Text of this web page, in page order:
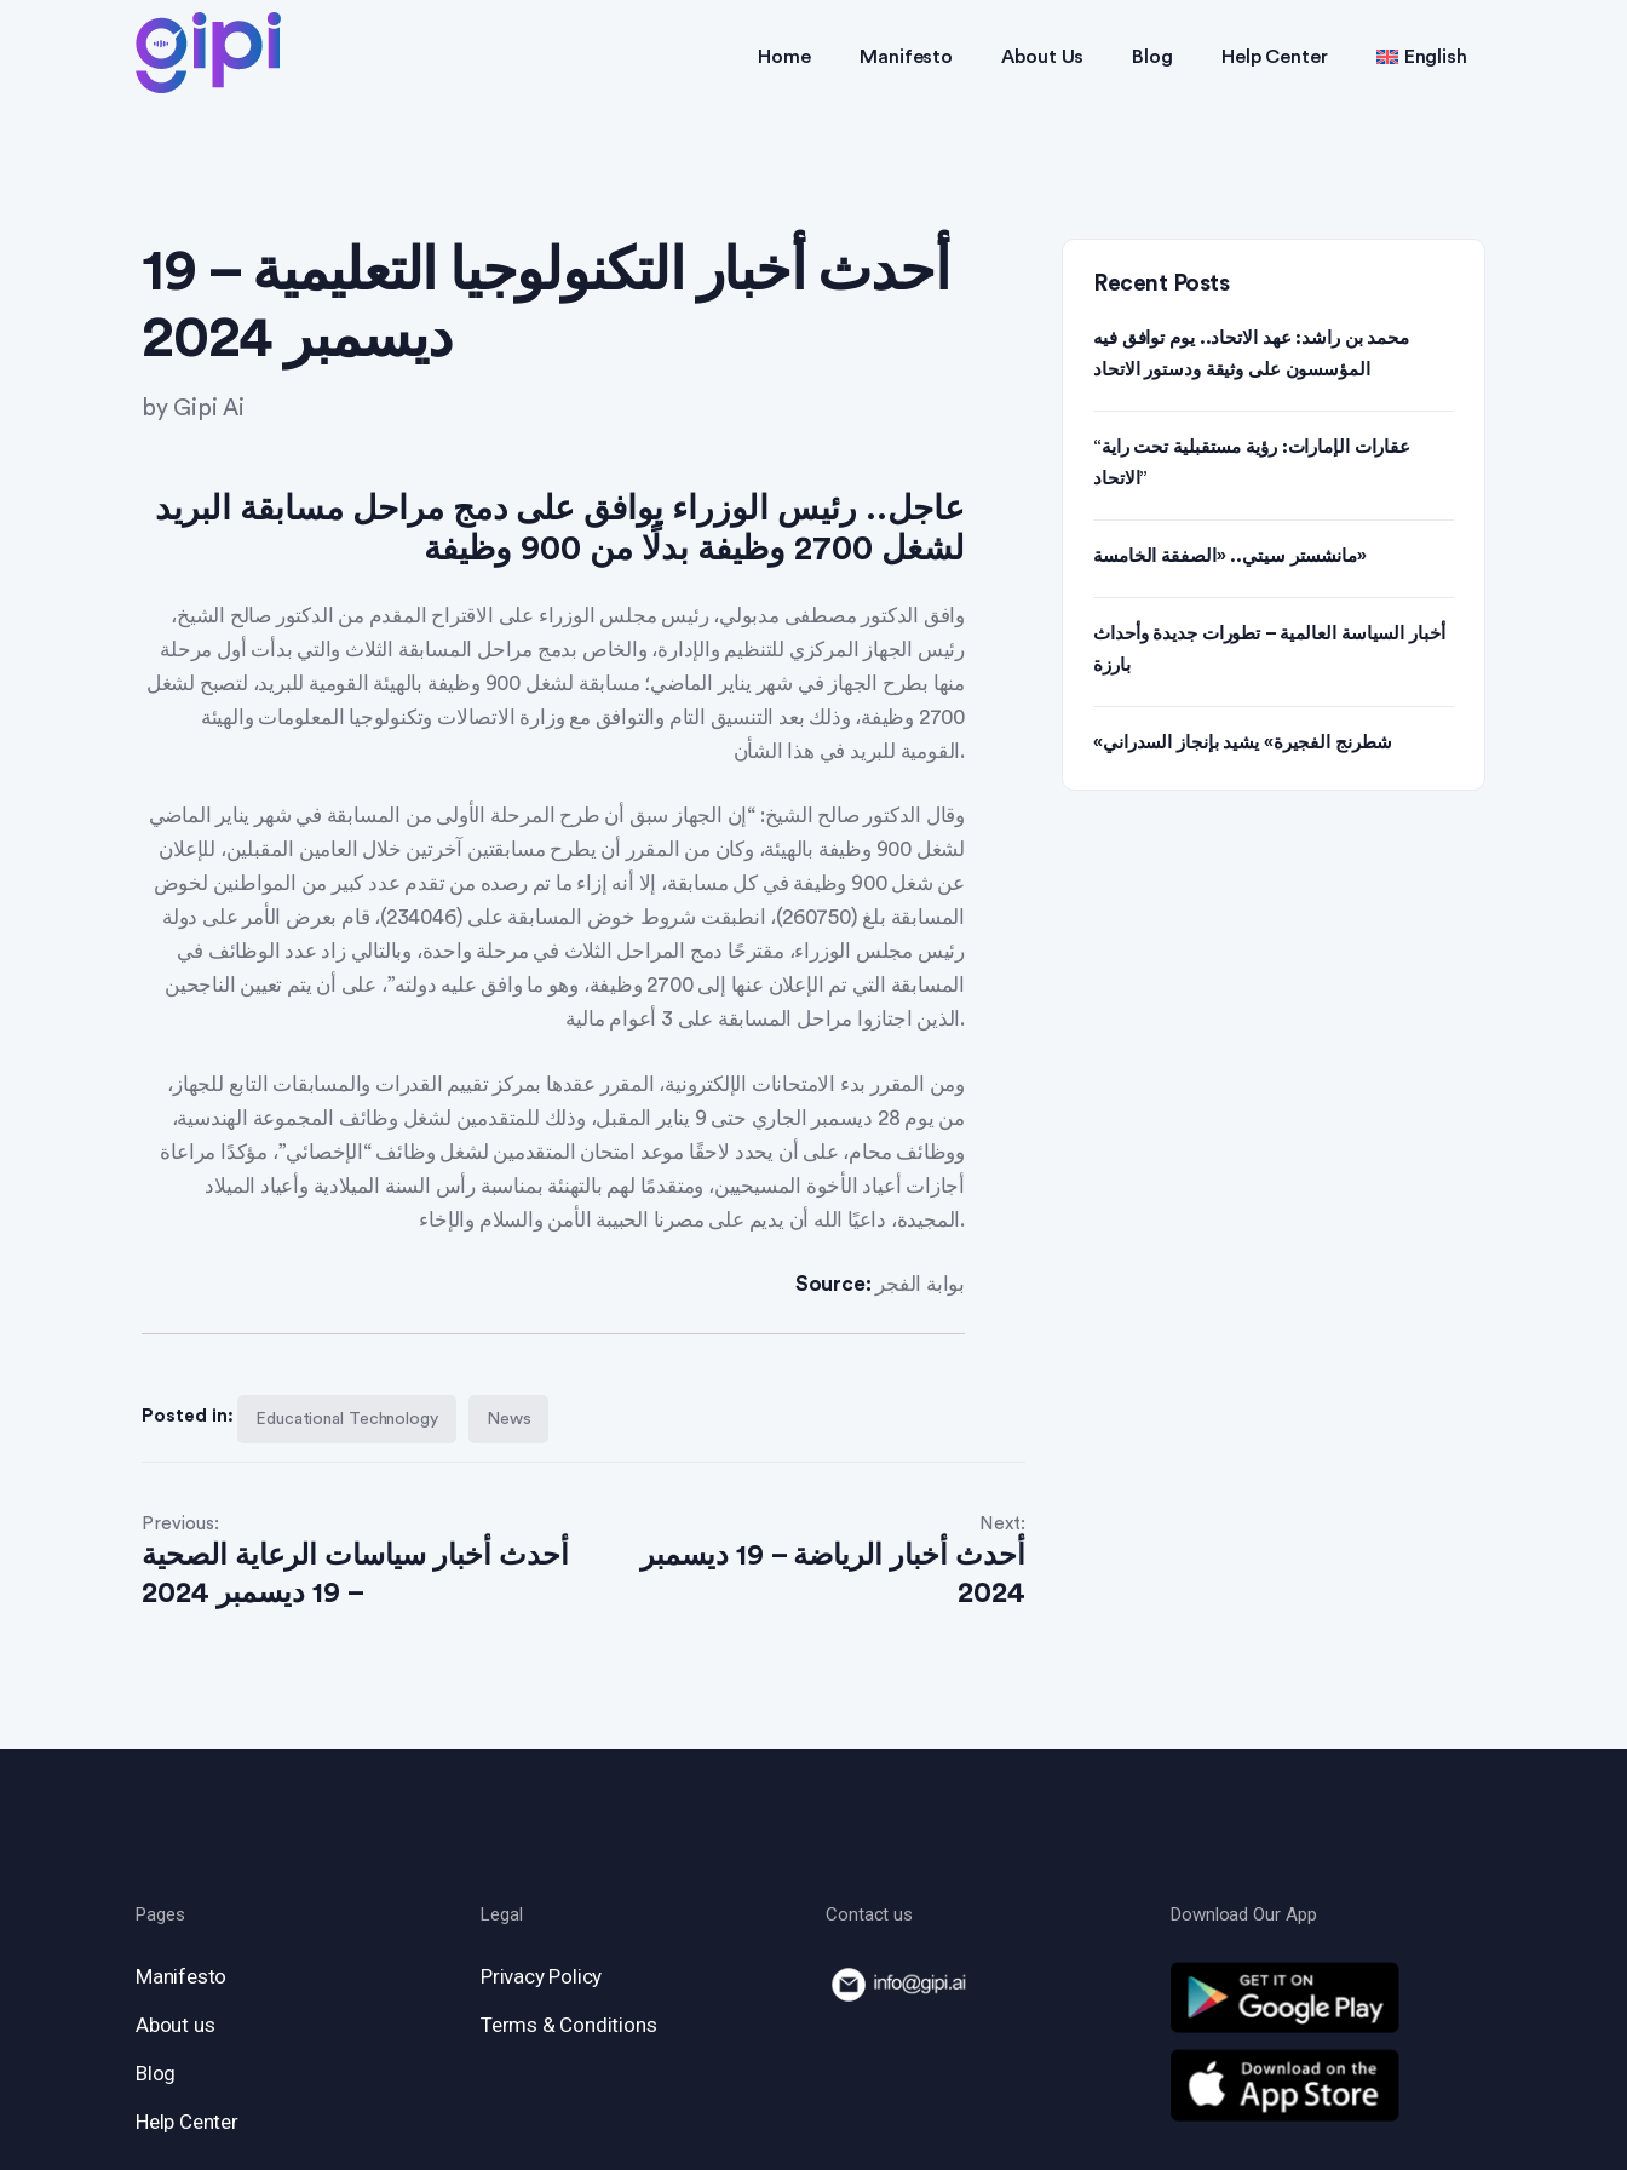
Home Manifesto About Us Blog Help Center English
أحدث أخبار التكنولوجيا التعليمية – 19
ديسمبر 2024
by Gipi Ai
عاجل.. رئيس الوزراء يوافق على دمج مراحل مسابقة البريد
لشغل 2700 وظيفة بدلًا من 900 وظيفة
وافق الدكتور مصطفى مدبولي، رئيس مجلس الوزراء على الاقتراح المقدم من الدكتور صالح الشيخ،
رئيس الجهاز المركزي للتنظيم والإدارة، والخاص بدمج مراحل المسابقة الثلاث والتي بدأت أول مرحلة
منها بطرح الجهاز في شهر يناير الماضي؛ مسابقة لشغل 900 وظيفة بالهيئة القومية للبريد، لتصبح لشغل
2700 وظيفة، وذلك بعد التنسيق التام والتوافق مع وزارة الاتصالات وتكنولوجيا المعلومات والهيئة
القومية للبريد في هذا الشأن.
وقال الدكتور صالح الشيخ: “إن الجهاز سبق أن طرح المرحلة الأولى من المسابقة في شهر يناير الماضي
لشغل 900 وظيفة بالهيئة، وكان من المقرر أن يطرح مسابقتين آخرتين خلال العامين المقبلين، للإعلان
عن شغل 900 وظيفة في كل مسابقة، إلا أنه إزاء ما تم رصده من تقدم عدد كبير من المواطنين لخوض
المسابقة بلغ (260750)، انطبقت شروط خوض المسابقة على (234046)، قام بعرض الأمر على دولة
رئيس مجلس الوزراء، مقترحًا دمج المراحل الثلاث في مرحلة واحدة، وبالتالي زاد عدد الوظائف في
المسابقة التي تم الإعلان عنها إلى 2700 وظيفة، وهو ما وافق عليه دولته”، على أن يتم تعيين الناجحين
الذين اجتازوا مراحل المسابقة على 3 أعوام مالية.
ومن المقرر بدء الامتحانات الإلكترونية، المقرر عقدها بمركز تقييم القدرات والمسابقات التابع للجهاز،
من يوم 28 ديسمبر الجاري حتى 9 يناير المقبل، وذلك للمتقدمين لشغل وظائف المجموعة الهندسية،
ووظائف محام، على أن يحدد لاحقًا موعد امتحان المتقدمين لشغل وظائف “الإخصائي”، مؤكدًا مراعاة
أجازات أعياد الأخوة المسيحيين، ومتقدمًا لهم بالتهنئة بمناسبة رأس السنة الميلادية وأعياد الميلاد
المجيدة، داعيًا الله أن يديم على مصرنا الحبيبة الأمن والسلام والإخاء.
Source: بوابة الفجر
Posted in: Educational Technology News
Previous:
أحدث أخبار سياسات الرعاية الصحية
– 19 ديسمبر 2024
Next:
أحدث أخبار الرياضة – 19 ديسمبر
2024
Recent Posts
محمد بن راشد: عهد الاتحاد.. يوم توافق فيه
المؤسسون على وثيقة ودستور الاتحاد
“عقارات الإمارات: رؤية مستقبلية تحت راية
الاتحاد”
مانشستر سيتي.. «الصفقة الخامسة»
أخبار السياسة العالمية – تطورات جديدة وأحداث
بارزة
«شطرنج الفجيرة» يشيد بإنجاز السدراني
Pages
Manifesto
About us
Blog
Help Center
Legal
Privacy Policy
Terms & Conditions
Contact us Download Our App